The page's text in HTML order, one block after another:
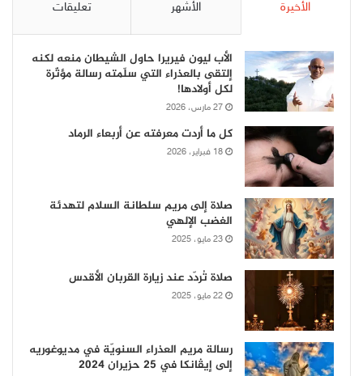
الأخيرة الأشهر تعليقات
الأب ليون فيريرا حاول الشيطان منعه لكنه
إلتقى بالعذراء التي سلّمته رسالة مؤثّرة
لكل أولادها!
27 مارس، 2026
كل ما أردت معرفته عن أربعاء الرماد
18 فبراير، 2026
صلاة إلى مريم سلطانة السلام لتهدئة
الغضب الإلهي
23 مايو، 2025
صلاة تُردّد عند زيارة القربان الأقدس
22 مايو، 2025
رسالة مريم العذراء السنويّة في مديوغوريه
إلى إيڤانكا في 25 حزيران 2024